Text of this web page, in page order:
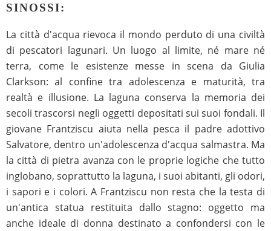
SINOSSI:
La città d'acqua rievoca il mondo perduto di una civiltà
di pescatori lagunari. Un luogo al limite, né mare né
terra, come le esistenze messe in scena da Giulia
Clarkson: al confine tra adolescenza e maturità, tra
realtà e illusione. La laguna conserva la memoria dei
secoli trascorsi negli oggetti depositati sui suoi fondali. Il
giovane Frantziscu aiuta nella pesca il padre adottivo
Salvatore, dentro un'adolescenza d'acqua salmastra. Ma
la città di pietra avanza con le proprie logiche che tutto
inglobano, soprattutto la laguna, i suoi abitanti, gli odori,
i sapori e i colori. A Frantziscu non resta che la testa di
un'antica statua restituita dallo stagno: oggetto ma
anche ideale di donna destinato a confondersi con le